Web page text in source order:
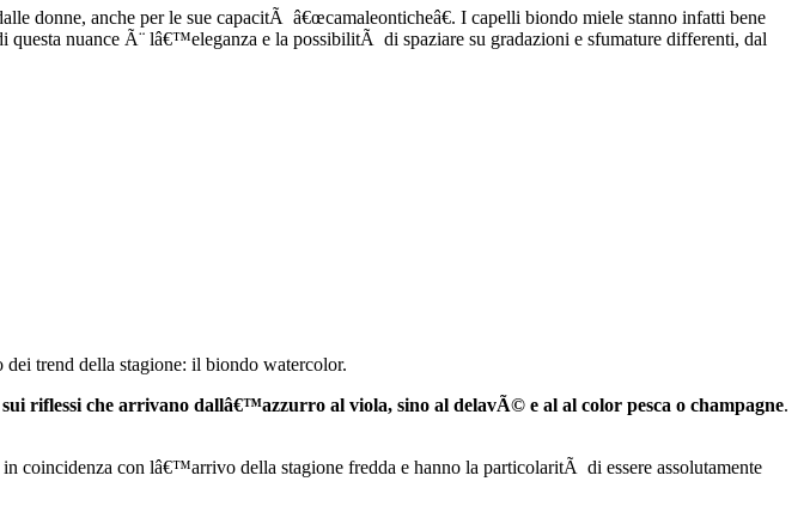
donne, anche per le sue capacitÃ â€œcamaleonticheâ€. I capelli biondo miele stanno infatti bene
nuance Ã¨ lâ€™eleganza e la possibilitÃ di spaziare su gradazioni e sfumature differenti, dal
trend della stagione: il biondo watercolor.
riflessi che arrivano dallâ€™azzurro al viola, sino al delavÃ© e al al color pesca o champagne.
con lâ€™arrivo della stagione fredda e hanno la particolaritÃ di essere assolutamente